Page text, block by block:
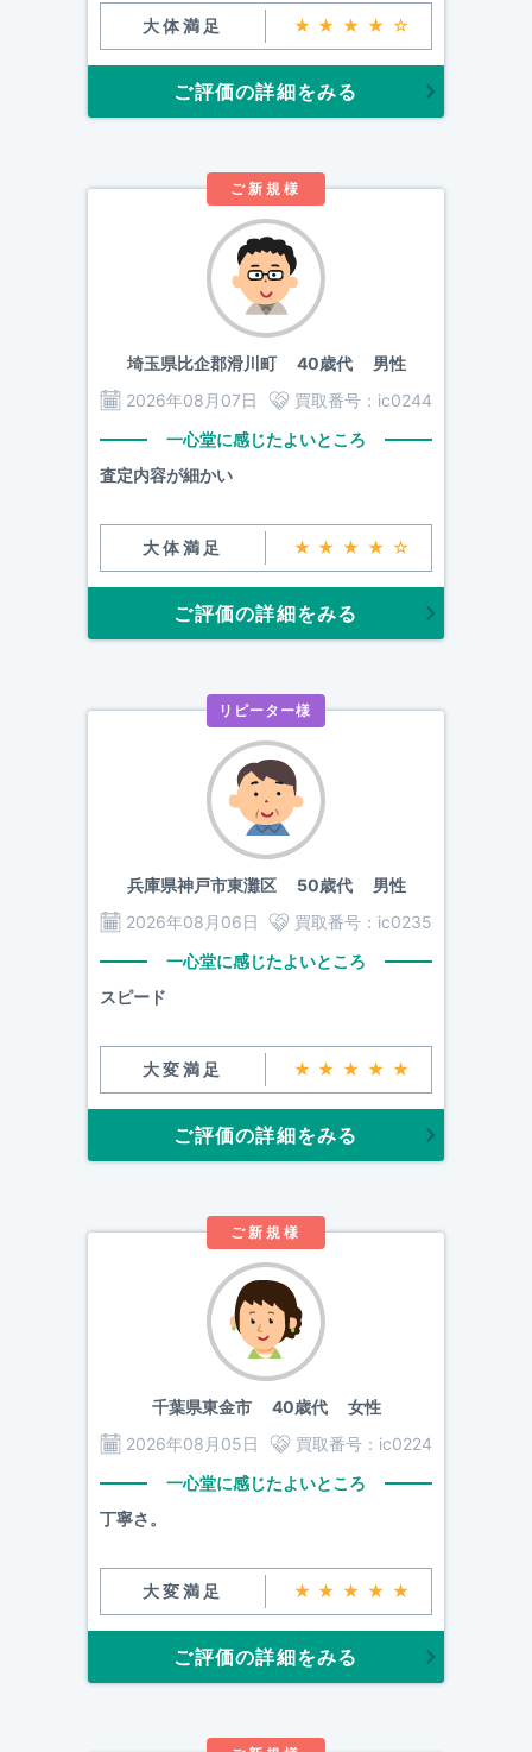
大体満足 ★★★★☆
ご評価の詳細をみる
ご新規様
埼玉県比企郡滑川町40歳代 男性
2026年08月07日
買取番号： ic0244
一心堂に感じたよいところ
査定内容が細かい
大体満足 ★★★★☆
ご評価の詳細をみる
リピーター様
兵庫県神戸市東灘区50歳代 男性
2026年08月06日
買取番号： ic0235
一心堂に感じたよいところ
スピード
大変満足 ★★★★★
ご評価の詳細をみる
ご新規様
千葉県東金市40歳代 女性
2026年08月05日
買取番号： ic0224
一心堂に感じたよいところ
丁寧さ。
大変満足 ★★★★★
ご評価の詳細をみる